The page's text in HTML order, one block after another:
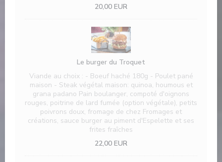
20,00 EUR
Le burger du Troquet
Viande au choix : - Boeuf haché 180g - Poulet pané
maison - Steak végétal maison: quinoa, houmous et
grana padano Pain boulanger, compoté d'oignons
rouges, poitrine de lard fumée (option végétale), petits
poivrons doux, fromage de chez Fromages et
créations, sauce burger au piment d'Espelette et ses
frites fraîches
22,00 EUR